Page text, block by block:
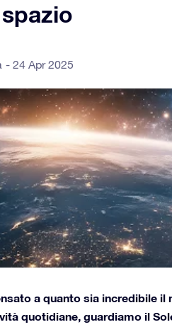
24 Apr 2025
a quanto sia incredibile
quotidiane, guardiamo il